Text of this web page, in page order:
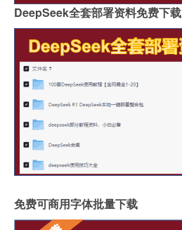
DeepSeek全套部署资料免费下载
免费可商用字体批量下载